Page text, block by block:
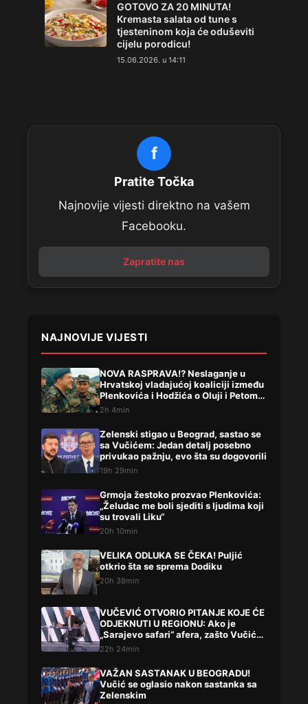
GOTOVO ZA 20 MINUTA!
Kremasta salata od tune s
tjesteninom koja će oduševiti
cijelu porodicu!
15.06.2026. u 14:11
f
Pratite Točka
Najnovije vijesti direktno na vašem
Facebooku.
Zapratite nas
NAJNOVIJE VIJESTI
NOVA RASPRAVA!? Neslaganje u
Hrvatskoj vladajućoj koaliciji između
Plenkovića i Hodžića o Oluji i Petom
korpusu ARBIH!
2h 4min
Zelenski stigao u Beograd, sastao se
sa Vučićem: Jedan detalj posebno
privukao pažnju, evo šta su dogovorili
19h 29min
Grmoja žestoko prozvao Plenkovića:
„Želudac me boli sjediti s ljudima koji
su trovali Liku“
20h 10min
VELIKA ODLUKA SE ČEKA! Puljić
otkrio šta se sprema Dodiku
20h 38min
VUČEVIĆ OTVORIO PITANJE KOJE ĆE
ODJEKNUTI U REGIONU: Ako je
„Sarajevo safari“ afera, zašto Vučića
niste procesuirali?!
22h 24min
VAŽAN SASTANAK U BEOGRADU!
Vučić se oglasio nakon sastanka sa
Zelenskim